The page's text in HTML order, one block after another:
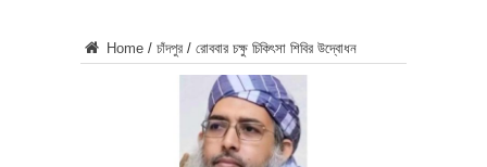
Home / চাঁদপুর / রোববার চক্ষু চিকিৎসা শিবির উদ্বোধন